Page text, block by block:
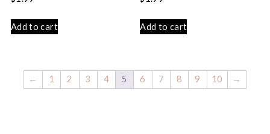
Add to cart Add to cart
← 1 2 3 4 5 6 7 8 9 10 →